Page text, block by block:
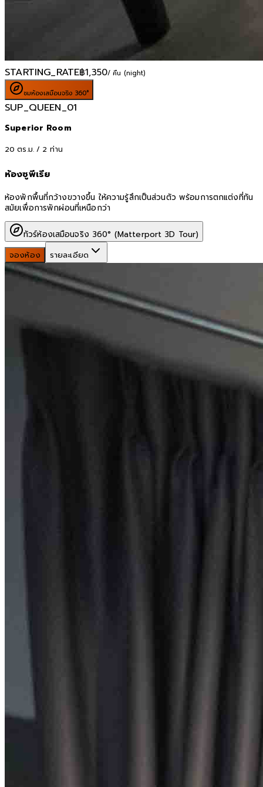
STARTING_RATE฿1,350/ คืน (night)
ชมห้องเสมือนจริง 360°
SUP_QUEEN_01
Superior Room
20 ตร.ม. / 2 ท่าน
ห้องซูพีเรีย
ห้องพักพื้นที่กว้างขวางขึ้น ให้ความรู้สึกเป็นส่วนตัว พร้อมการตกแต่งที่ทัน
สมัยเพื่อการพักผ่อนที่เหนือกว่า
ทัวร์ห้องเสมือนจริง 360° (Matterport 3D Tour)
จองห้อง
รายละเอียด